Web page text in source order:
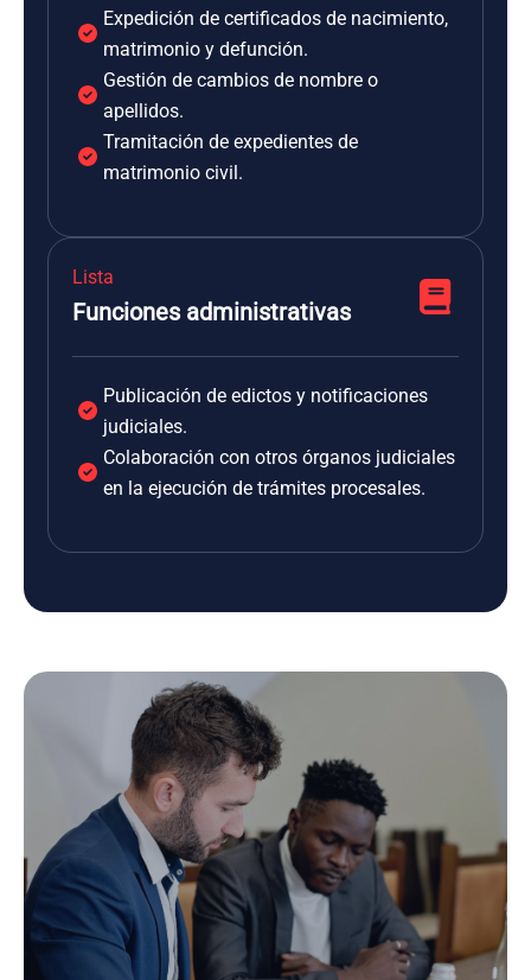
Expedición de certificados de nacimiento,
matrimonio y defunción.
Gestión de cambios de nombre o
apellidos.
Tramitación de expedientes de
matrimonio civil.
Lista
Funciones administrativas
Publicación de edictos y notificaciones
judiciales.
Colaboración con otros órganos judiciales
en la ejecución de trámites procesales.